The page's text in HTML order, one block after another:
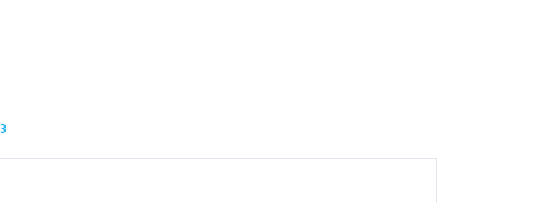
3